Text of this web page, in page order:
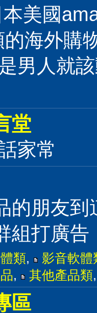
美國
海外購
男人就
堂
家常
的朋友到
組打廣告
類,
影音軟體
, 其他產品類
區